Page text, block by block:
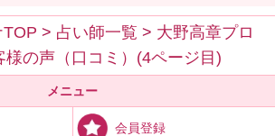
> 占い師一覧 > 大野高章プロ
様の声（口コミ）(4ページ目)
メニュー
会員登録